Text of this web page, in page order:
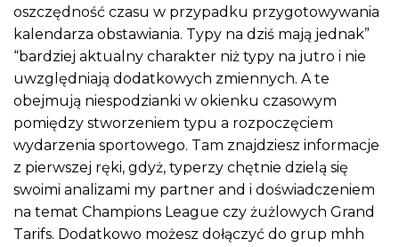
oszczędność czasu w przypadku przygotowywania
kalendarza obstawiania. Typy na dziś mają jednak”
“bardziej aktualny charakter niż typy na jutro i nie
uwzględniają dodatkowych zmiennych. A te
obejmują niespodzianki w okienku czasowym
pomiędzy stworzeniem typu a rozpoczęciem
wydarzenia sportowego. Tam znajdziesz informacje
z pierwszej ręki, gdyż, typerzy chętnie dzielą się
swoimi analizami my partner and i doświadczeniem
na temat Champions League czy żużlowych Grand
Tarifs. Dodatkowo możesz dołączyć do grup mhh